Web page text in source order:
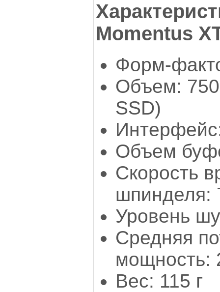
Momentus
Форм-
Объем: 750
SSD)
Объем
Скорость
шпинделя:
Уровень
Средняя
мощность:
Вес: 115 г